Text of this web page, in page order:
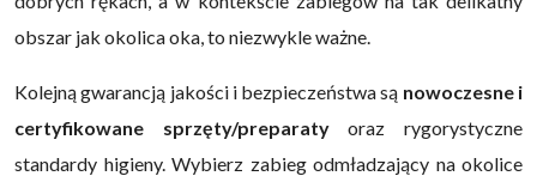
obszar jak okolica oka, to niezwykle ważne.
Kolejną gwarancją jakości i bezpieczeństwa są nowoczesne i
certyfikowane sprzęty/preparatyoraz rygorystyczne
standardy higieny. Wybierz zabieg odmładzający na okolice